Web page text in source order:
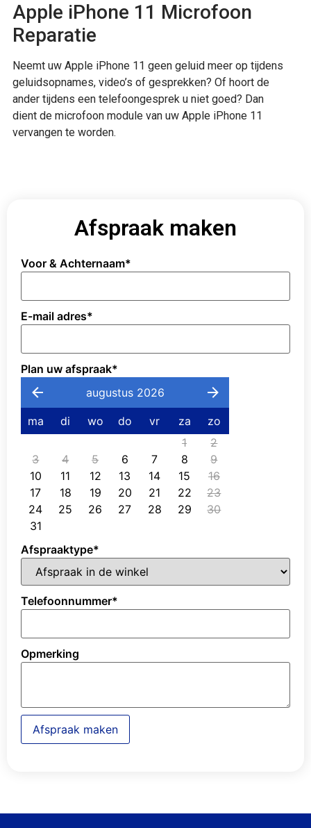
Apple iPhone 11 Microfoon
Reparatie
Neemt uw Apple iPhone 11 geen geluid meer op tijdens
geluidsopnames, video’s of gesprekken? Of hoort de
ander tijdens een telefoongesprek u niet goed? Dan
dient de microfoon module van uw Apple iPhone 11
vervangen te worden.
Afspraak maken
Voor & Achternaam*
E-mail adres*
Plan uw afspraak*
augustus 2026
ma di wo do vr za
zo
1
2
3
4 5 6 7 8
9
10
11 12 13 14 15
16
17
18 19 20 21 22
23
24
25 26 27 28 29
30
31
Afspraaktype*
Telefoonnummer*
Opmerking
Afspraak maken